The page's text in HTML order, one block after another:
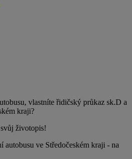
vlastníte řidičský průkaz sk.D a
kraji?
životopis!
autobusu ve Středočeském kraji - na